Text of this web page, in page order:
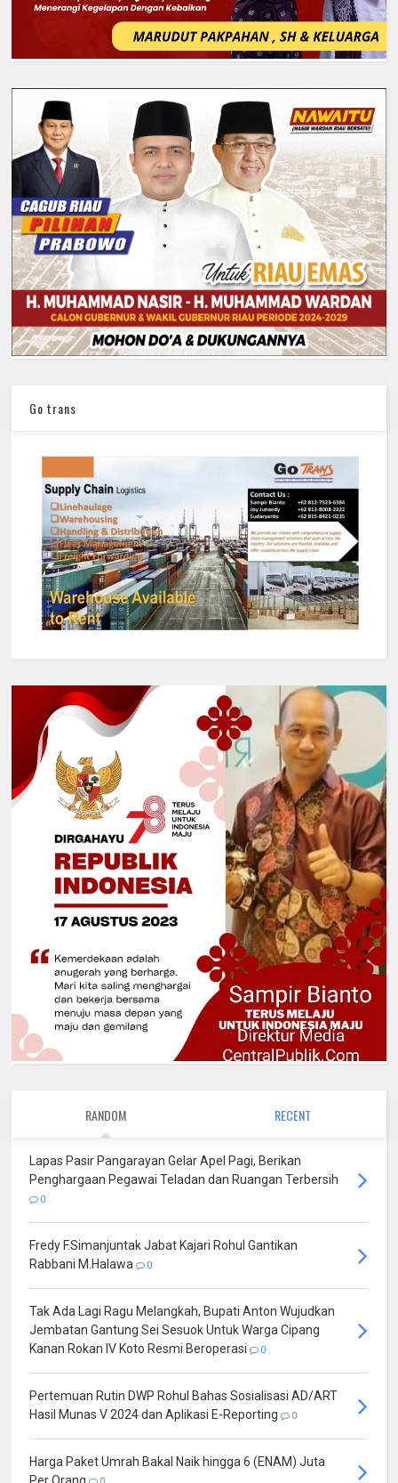
Go trans
RANDOM RECENT
Lapas Pasir Pangarayan Gelar Apel Pagi, Berikan
Penghargaan Pegawai Teladan dan Ruangan Terbersih
0
Fredy F.Simanjuntak Jabat Kajari Rohul Gantikan
Rabbani M.Halawa
0
Tak Ada Lagi Ragu Melangkah, Bupati Anton Wujudkan
Jembatan Gantung Sei Sesuok Untuk Warga Cipang
Kanan Rokan IV Koto Resmi Beroperasi
0
Pertemuan Rutin DWP Rohul Bahas Sosialisasi AD/ART
Hasil Munas V 2024 dan Aplikasi E-Reporting
0
Harga Paket Umrah Bakal Naik hingga 6 (ENAM) Juta